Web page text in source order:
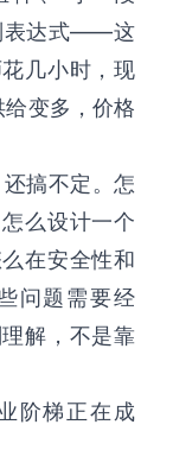
表达式——这
几小时，现
变多，价格
搞不定。怎
么设计一个
在安全性和
问题需要经
解，不是靠
阶梯正在成